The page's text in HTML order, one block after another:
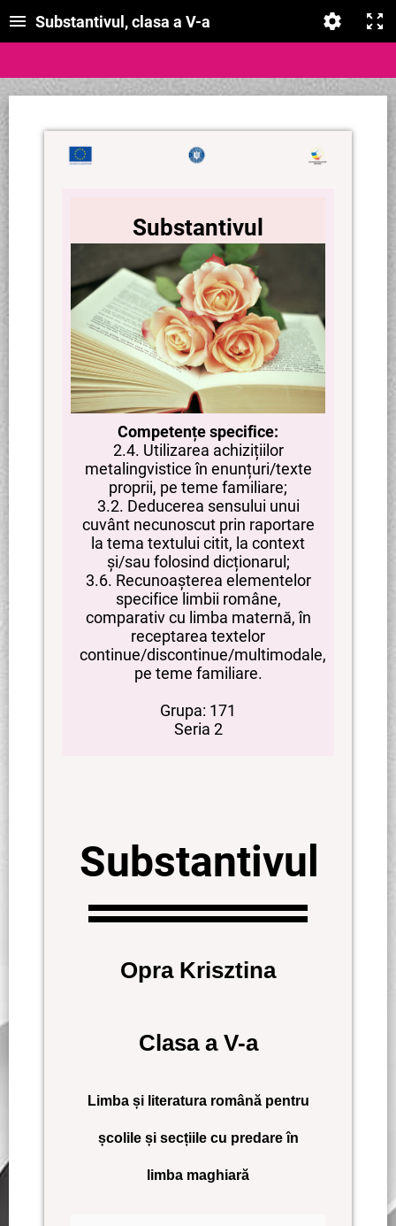
Substantivul, clasa a V-a
Substantivul
Competențe specifice:
2.4. Utilizarea achizițiilor
metalingvistice în enunțuri/texte
proprii, pe teme familiare;
3.2. Deducerea sensului unui
cuvânt necunoscut prin raportare
la tema textului citit, la context
și/sau folosind dicționarul;
3.6. Recunoașterea elementelor
specifice limbii române,
comparativ cu limba maternă, în
receptarea textelor
continue/discontinue/multimodale,
pe teme familiare.
Grupa: 171
Seria 2
Substantivul
Opra Krisztina
Clasa a V-a
Limba și literatura română pentru
școlile și secțiile cu predare în
limba maghiară